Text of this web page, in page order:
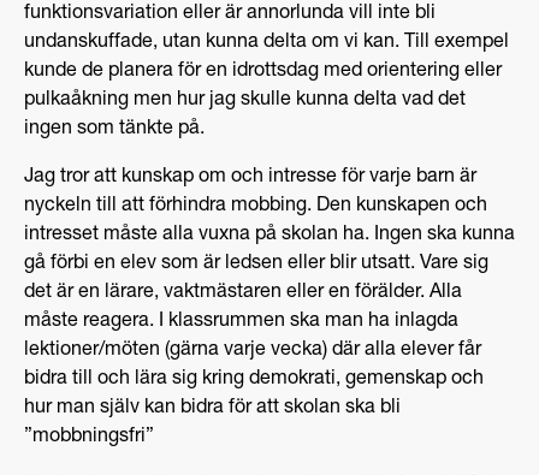
funktionsvariation eller är annorlunda vill inte bli
undanskuffade, utan kunna delta om vi kan. Till exempel
kunde de planera för en idrottsdag med orientering eller
pulkaåkning men hur jag skulle kunna delta vad det
ingen som tänkte på.
Jag tror att kunskap om och intresse för varje barn är
nyckeln till att förhindra mobbing. Den kunskapen och
intresset måste alla vuxna på skolan ha. Ingen ska kunna
gå förbi en elev som är ledsen eller blir utsatt. Vare sig
det är en lärare, vaktmästaren eller en förälder. Alla
måste reagera. I klassrummen ska man ha inlagda
lektioner/möten (gärna varje vecka) där alla elever får
bidra till och lära sig kring demokrati, gemenskap och
hur man själv kan bidra för att skolan ska bli
”mobbningsfri”